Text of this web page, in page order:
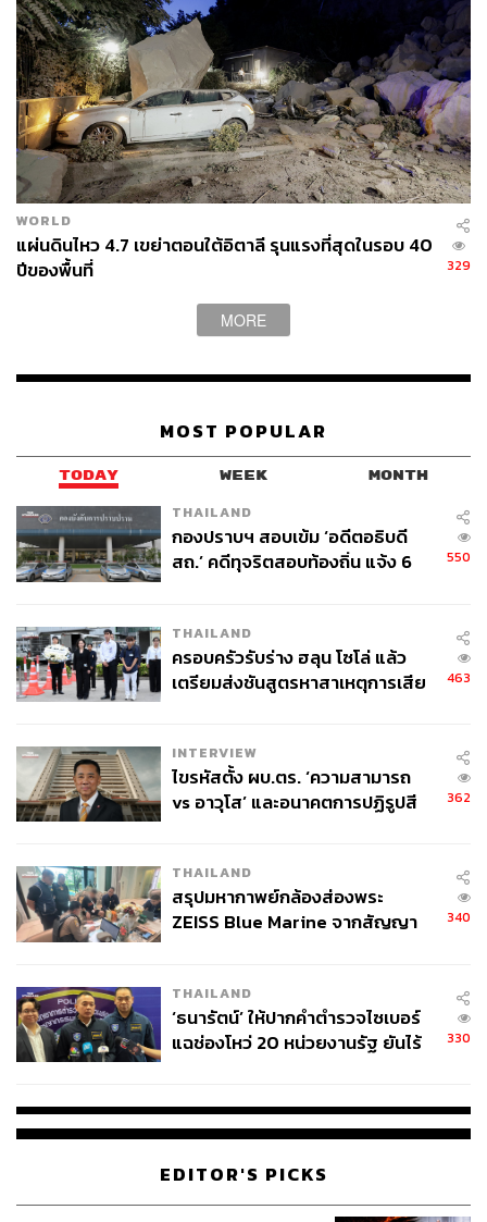
ผู้นำโลก
การพัฒนาเศรษฐกิจ APEC 2024
WORLD
แผ่นดินไหว 4.7 เขย่าตอนใต้อิตาลี รุนแรงที่สุดในรอบ 40
ปีของพื้นที่
329
MORE
MOST POPULAR
TODAY WEEK MONTH
THAILAND
กองปราบฯ สอบเข้ม ‘อดีตอธิบดี
สถ.’ คดีทุจริตสอบท้องถิ่น แจ้ง 6
550
THAILAND
ครอบครัวรับร่าง ฮลุน โซโล่ แล้ว
เตรียมส่งชันสูตรหาสาเหตุการเสีย
463
INTERVIEW
ไขรหัสตั้ง ผบ.ตร. ‘ความสามารถ
vs อาวุโส’ และอนาคตการปฏิรูปสี
362
THAILAND
สรุปมหากาพย์กล้องส่องพระ
ZEISS Blue Marine จากสัญญา
จ่ายหนี้-แอบระบุแบรนด์
340
THAILAND
‘ธนารัตน์’ ให้ปากคำตำรวจไซเบอร์
แฉช่องโหว่ 20 หน่วยงานรัฐ ยันไร้
330
EDITOR'S PICKS